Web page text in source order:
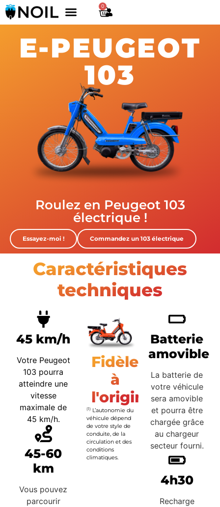
0
E-PEUGEOT
103
Roulez en Peugeot 103
électrique !
Essayez-moi ! Commandez un 103 électrique
Caractéristiques
techniques
45 km/h
Votre Peugeot
103 pourra
atteindre une
vitesse
maximale de
45 km/h.
45-60
km
Vous pouvez
parcourir
Fidèle
à
l'origine
(1) L’autonomie du
véhicule dépend
de votre style de
conduite, de la
circulation et des
conditions
climatiques.
Batterie
amovible
La batterie de
votre véhicule
sera amovible
et pourra être
chargée grâce
au chargeur
secteur fourni.
4h30
Recharge